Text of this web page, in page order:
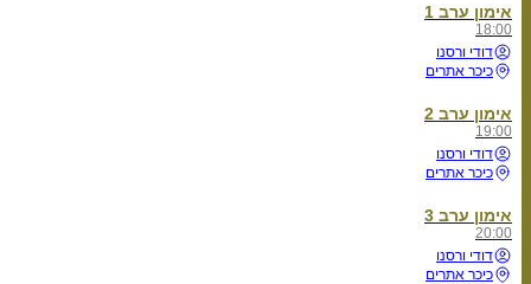
אימון ערב 1
18:00
דודי ורסנו
כיכר אתרים
אימון ערב 2
19:00
דודי ורסנו
כיכר אתרים
אימון ערב 3
20:00
דודי ורסנו
כיכר אתרים